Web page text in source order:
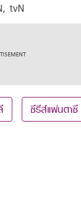
tvN
ซีรีส์แฟนตาซี